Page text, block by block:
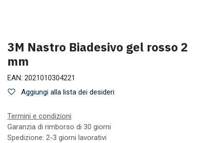
3M Nastro Biadesivo gel rosso 2
mm
EAN: 2021010304221
Aggiungi alla lista dei desideri
Termini e condizioni
Garanzia di rimborso di 30 giorni
Spedizione: 2-3 giorni lavorativi